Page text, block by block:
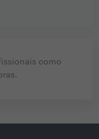
como